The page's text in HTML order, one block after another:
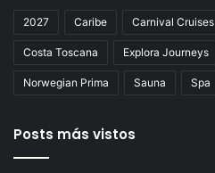
2027 Caribe Carnival Cruises
Costa Toscana Explora Journeys
Norwegian Prima Sauna Spa
Posts más vistos